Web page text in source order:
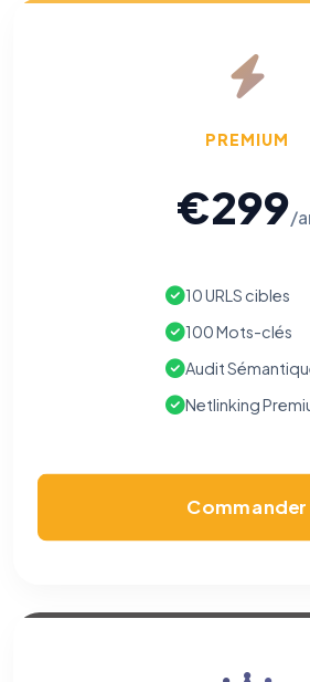
PREMIUM
€299/
10 URLS cibles
100 Mots-clés
Audit
Netlinking
Commander